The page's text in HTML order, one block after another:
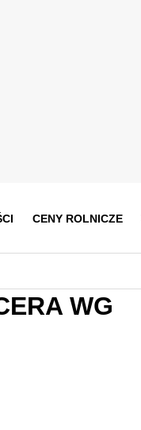
CENY ROLNICZE
WG